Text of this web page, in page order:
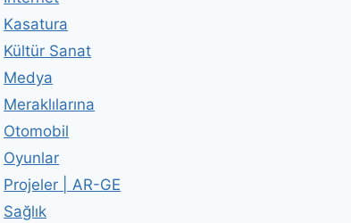
Kasatura
Kültür Sanat
Medya
Meraklılarına
Otomobil
Oyunlar
Projeler | AR-GE
Sağlık